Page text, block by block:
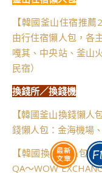
【韓國釜山住宿推
由行住宿懶人包，各
嘎其、中央站、釜山
民宿）
換錢所／換錢機
【韓國釜山換錢懶
錢懶人包：金海機場
【韓國換錢懶人包
QA～WOW